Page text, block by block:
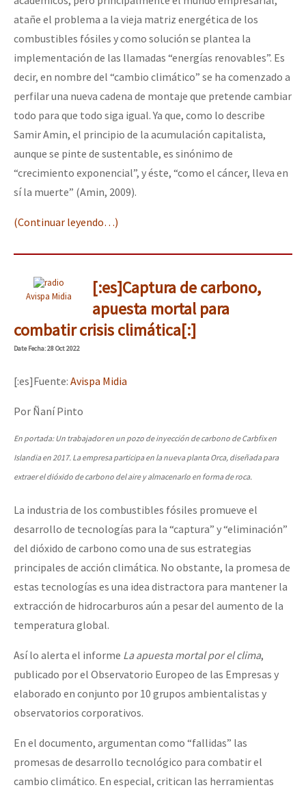
atañe el problema a la vieja matriz energética de los
combustibles fósiles y como solución se plantea la
implementación de las llamadas “energías renovables”. Es
decir, en nombre del “cambio climático” se ha comenzado a
perfilar una nueva cadena de montaje que pretende cambiar
todo para que todo siga igual. Ya que, como lo describe
Samir Amin, el principio de la acumulación capitalista,
aunque se pinte de sustentable, es sinónimo de
“crecimiento exponencial”, y éste, “como el cáncer, lleva en
sí la muerte” (Amin, 2009).
(Continuar leyendo…)
Avispa Midia
[:es]Captura de carbono,
apuesta mortal para
combatir crisis climática[:]
DateFecha: 28 Oct 2022
[:es]Fuente: Avispa Midia
Por Ñaní Pinto
En portada: Un trabajador en un pozo de inyección de carbono de Carbfix en
Islandia en 2017. La empresa participa en la nueva planta Orca, diseñada para
extraer el dióxido de carbono del aire y almacenarlo en forma de roca.
La industria de los combustibles fósiles promueve el
desarrollo de tecnologías para la “captura” y “eliminación”
del dióxido de carbono como una de sus estrategias
principales de acción climática. No obstante, la promesa de
estas tecnologías es una idea distractora para mantener la
extracción de hidrocarburos aún a pesar del aumento de la
temperatura global.
Así lo alerta el informe La apuesta mortal por el clima,
publicado por el Observatorio Europeo de las Empresas y
elaborado en conjunto por 10 grupos ambientalistas y
observatorios corporativos.
En el documento, argumentan como “fallidas” las
promesas de desarrollo tecnológico para combatir el
cambio climático. En especial, critican las herramientas